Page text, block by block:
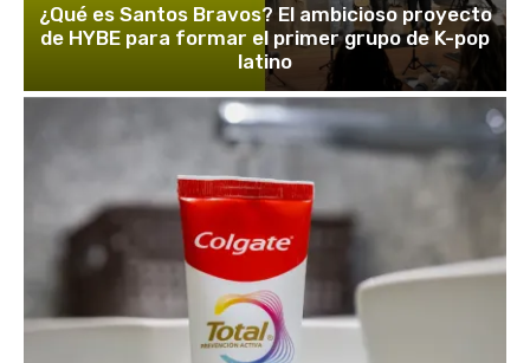
¿Qué es Santos Bravos? El ambicioso proyecto
de HYBE para formar el primer grupo de K-pop
latino